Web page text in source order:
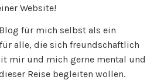
Website!
für mich selbst als ein
alle, die sich freundschaftlich
mir und mich gerne mental und
Reise begleiten wollen.